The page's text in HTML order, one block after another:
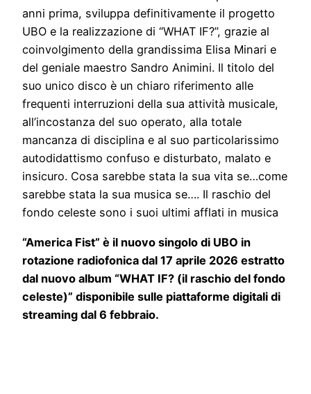
anni prima, sviluppa definitivamente il progetto
UBO e la realizzazione di “WHAT IF?”, grazie al
coinvolgimento della grandissima Elisa Minari e
del geniale maestro Sandro Animini. Il titolo del
suo unico disco è un chiaro riferimento alle
frequenti interruzioni della sua attività musicale,
all’incostanza del suo operato, alla totale
mancanza di disciplina e al suo particolarissimo
autodidattismo confuso e disturbato, malato e
insicuro. Cosa sarebbe stata la sua vita se…come
sarebbe stata la sua musica se…. Il raschio del
fondo celeste sono i suoi ultimi afflati in musica
“America Fist” è il nuovo singolo di UBO in
rotazione radiofonica dal 17 aprile 2026 estratto
dal nuovo album “WHAT IF? (il raschio del fondo
celeste)” disponibile sulle piattaforme digitali di
streaming dal 6 febbraio.